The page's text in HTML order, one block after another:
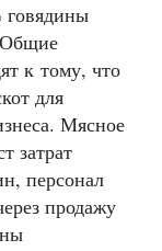
говядины
к тому, что
для
Мясное
затрат
персонал
продажу